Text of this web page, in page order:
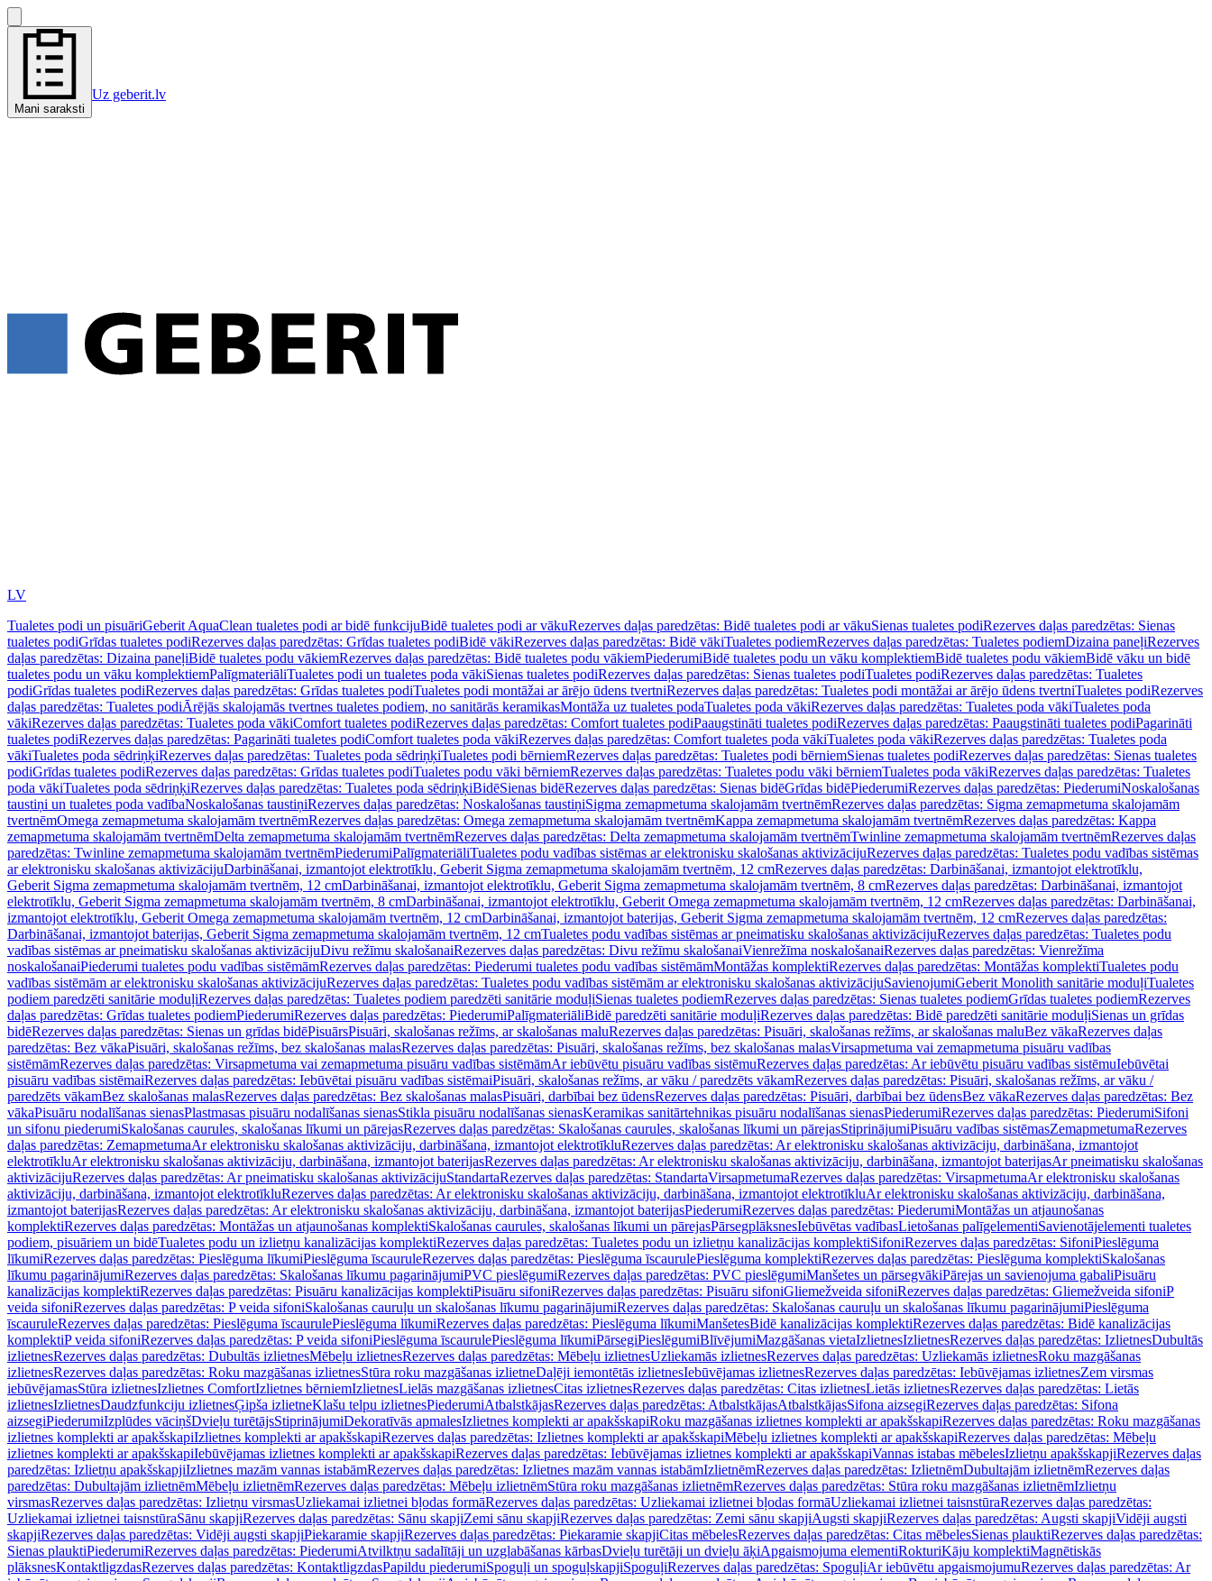
Mani saraksti
Uz geberit.lv
LV
Tualetes podi un pisuāriGeberit AquaClean tualetes podi ar bidē funkcijuBidē tualetes podi ar vākuRezerves daļas paredzētas: Bidē tualetes podi ar vākuSienas tualetes podiRezerves daļas paredzētas: Sienas
tualetes podiGrīdas tualetes podiRezerves daļas paredzētas: Grīdas tualetes podiBidē vākiRezerves daļas paredzētas: Bidē vākiTualetes podiemRezerves daļas paredzētas: Tualetes podiemDizaina paneļiRezerves
daļas paredzētas: Dizaina paneļiBidē tualetes podu vākiemRezerves daļas paredzētas: Bidē tualetes podu vākiemPiederumiBidē tualetes podu un vāku komplektiemBidē tualetes podu vākiemBidē vāku un bidē
tualetes podu un vāku komplektiemPalīgmateriāliTualetes podi un tualetes poda vākiSienas tualetes podiRezerves daļas paredzētas: Sienas tualetes podiTualetes podiRezerves daļas paredzētas: Tualetes
podiGrīdas tualetes podiRezerves daļas paredzētas: Grīdas tualetes podiTualetes podi montāžai ar ārējo ūdens tvertniRezerves daļas paredzētas: Tualetes podi montāžai ar ārējo ūdens tvertniTualetes podiRezerves
daļas paredzētas: Tualetes podiĀrējās skalojamās tvertnes tualetes podiem, no sanitārās keramikasMontāža uz tualetes podaTualetes poda vākiRezerves daļas paredzētas: Tualetes poda vākiTualetes poda
vākiRezerves daļas paredzētas: Tualetes poda vākiComfort tualetes podiRezerves daļas paredzētas: Comfort tualetes podiPaaugstināti tualetes podiRezerves daļas paredzētas: Paaugstināti tualetes podiPagarināti
tualetes podiRezerves daļas paredzētas: Pagarināti tualetes podiComfort tualetes poda vākiRezerves daļas paredzētas: Comfort tualetes poda vākiTualetes poda vākiRezerves daļas paredzētas: Tualetes poda
vākiTualetes poda sēdriņķiRezerves daļas paredzētas: Tualetes poda sēdriņķiTualetes podi bērniemRezerves daļas paredzētas: Tualetes podi bērniemSienas tualetes podiRezerves daļas paredzētas: Sienas tualetes
podiGrīdas tualetes podiRezerves daļas paredzētas: Grīdas tualetes podiTualetes podu vāki bērniemRezerves daļas paredzētas: Tualetes podu vāki bērniemTualetes poda vākiRezerves daļas paredzētas: Tualetes
poda vākiTualetes poda sēdriņķiRezerves daļas paredzētas: Tualetes poda sēdriņķiBidēSienas bidēRezerves daļas paredzētas: Sienas bidēGrīdas bidēPiederumiRezerves daļas paredzētas: PiederumiNoskalošanas
taustiņi un tualetes poda vadībaNoskalošanas taustiņiRezerves daļas paredzētas: Noskalošanas taustiņiSigma zemapmetuma skalojamām tvertnēmRezerves daļas paredzētas: Sigma zemapmetuma skalojamām
tvertnēmOmega zemapmetuma skalojamām tvertnēmRezerves daļas paredzētas: Omega zemapmetuma skalojamām tvertnēmKappa zemapmetuma skalojamām tvertnēmRezerves daļas paredzētas: Kappa
zemapmetuma skalojamām tvertnēmDelta zemapmetuma skalojamām tvertnēmRezerves daļas paredzētas: Delta zemapmetuma skalojamām tvertnēmTwinline zemapmetuma skalojamām tvertnēmRezerves daļas
paredzētas: Twinline zemapmetuma skalojamām tvertnēmPiederumiPalīgmateriāliTualetes podu vadības sistēmas ar elektronisku skalošanas aktivizācijuRezerves daļas paredzētas: Tualetes podu vadības sistēmas
ar elektronisku skalošanas aktivizācijuDarbināšanai, izmantojot elektrotīklu, Geberit Sigma zemapmetuma skalojamām tvertnēm, 12 cmRezerves daļas paredzētas: Darbināšanai, izmantojot elektrotīklu,
Geberit Sigma zemapmetuma skalojamām tvertnēm, 12 cmDarbināšanai, izmantojot elektrotīklu, Geberit Sigma zemapmetuma skalojamām tvertnēm, 8 cmRezerves daļas paredzētas: Darbināšanai, izmantojot
elektrotīklu, Geberit Sigma zemapmetuma skalojamām tvertnēm, 8 cmDarbināšanai, izmantojot elektrotīklu, Geberit Omega zemapmetuma skalojamām tvertnēm, 12 cmRezerves daļas paredzētas: Darbināšanai,
izmantojot elektrotīklu, Geberit Omega zemapmetuma skalojamām tvertnēm, 12 cmDarbināšanai, izmantojot baterijas, Geberit Sigma zemapmetuma skalojamām tvertnēm, 12 cmRezerves daļas paredzētas:
Darbināšanai, izmantojot baterijas, Geberit Sigma zemapmetuma skalojamām tvertnēm, 12 cmTualetes podu vadības sistēmas ar pneimatisku skalošanas aktivizācijuRezerves daļas paredzētas: Tualetes podu
vadības sistēmas ar pneimatisku skalošanas aktivizācijuDivu režīmu skalošanaiRezerves daļas paredzētas: Divu režīmu skalošanaiVienrežīma noskalošanaiRezerves daļas paredzētas: Vienrežīma
noskalošanaiPiederumi tualetes podu vadības sistēmāmRezerves daļas paredzētas: Piederumi tualetes podu vadības sistēmāmMontāžas komplektiRezerves daļas paredzētas: Montāžas komplektiTualetes podu
vadības sistēmām ar elektronisku skalošanas aktivizācijuRezerves daļas paredzētas: Tualetes podu vadības sistēmām ar elektronisku skalošanas aktivizācijuSavienojumiGeberit Monolith sanitārie moduļiTualetes
podiem paredzēti sanitārie moduļiRezerves daļas paredzētas: Tualetes podiem paredzēti sanitārie moduļiSienas tualetes podiemRezerves daļas paredzētas: Sienas tualetes podiemGrīdas tualetes podiemRezerves
daļas paredzētas: Grīdas tualetes podiemPiederumiRezerves daļas paredzētas: PiederumiPalīgmateriāliBidē paredzēti sanitārie moduļiRezerves daļas paredzētas: Bidē paredzēti sanitārie moduļiSienas un grīdas
bidēRezerves daļas paredzētas: Sienas un grīdas bidēPisuārsPisuāri, skalošanas režīms, ar skalošanas maluRezerves daļas paredzētas: Pisuāri, skalošanas režīms, ar skalošanas maluBez vākaRezerves daļas
paredzētas: Bez vākaPisuāri, skalošanas režīms, bez skalošanas malasRezerves daļas paredzētas: Pisuāri, skalošanas režīms, bez skalošanas malasVirsapmetuma vai zemapmetuma pisuāru vadības
sistēmāmRezerves daļas paredzētas: Virsapmetuma vai zemapmetuma pisuāru vadības sistēmāmAr iebūvētu pisuāru vadības sistēmuRezerves daļas paredzētas: Ar iebūvētu pisuāru vadības sistēmuIebūvētai
pisuāru vadības sistēmaiRezerves daļas paredzētas: Iebūvētai pisuāru vadības sistēmaiPisuāri, skalošanas režīms, ar vāku / paredzēts vākamRezerves daļas paredzētas: Pisuāri, skalošanas režīms, ar vāku /
paredzēts vākamBez skalošanas malasRezerves daļas paredzētas: Bez skalošanas malasPisuāri, darbībai bez ūdensRezerves daļas paredzētas: Pisuāri, darbībai bez ūdensBez vākaRezerves daļas paredzētas: Bez
vākaPisuāru nodalīšanas sienasPlastmasas pisuāru nodalīšanas sienasStikla pisuāru nodalīšanas sienasKeramikas sanitārtehnikas pisuāru nodalīšanas sienasPiederumiRezerves daļas paredzētas: PiederumiSifoni
un sifonu piederumiSkalošanas caurules, skalošanas līkumi un pārejasRezerves daļas paredzētas: Skalošanas caurules, skalošanas līkumi un pārejasStiprinājumiPisuāru vadības sistēmasZemapmetumaRezerves
daļas paredzētas: ZemapmetumaAr elektronisku skalošanas aktivizāciju, darbināšana, izmantojot elektrotīkluRezerves daļas paredzētas: Ar elektronisku skalošanas aktivizāciju, darbināšana, izmantojot
elektrotīkluAr elektronisku skalošanas aktivizāciju, darbināšana, izmantojot baterijasRezerves daļas paredzētas: Ar elektronisku skalošanas aktivizāciju, darbināšana, izmantojot baterijasAr pneimatisku skalošanas
aktivizācijuRezerves daļas paredzētas: Ar pneimatisku skalošanas aktivizācijuStandartaRezerves daļas paredzētas: StandartaVirsapmetumaRezerves daļas paredzētas: VirsapmetumaAr elektronisku skalošanas
aktivizāciju, darbināšana, izmantojot elektrotīkluRezerves daļas paredzētas: Ar elektronisku skalošanas aktivizāciju, darbināšana, izmantojot elektrotīkluAr elektronisku skalošanas aktivizāciju, darbināšana,
izmantojot baterijasRezerves daļas paredzētas: Ar elektronisku skalošanas aktivizāciju, darbināšana, izmantojot baterijasPiederumiRezerves daļas paredzētas: PiederumiMontāžas un atjaunošanas
komplektiRezerves daļas paredzētas: Montāžas un atjaunošanas komplektiSkalošanas caurules, skalošanas līkumi un pārejasPārsegplāksnesIebūvētas vadībasLietošanas palīgelementiSavienotājelementi tualetes
podiem, pisuāriem un bidēTualetes podu un izlietņu kanalizācijas komplektiRezerves daļas paredzētas: Tualetes podu un izlietņu kanalizācijas komplektiSifoniRezerves daļas paredzētas: SifoniPieslēguma
līkumiRezerves daļas paredzētas: Pieslēguma līkumiPieslēguma īscauruleRezerves daļas paredzētas: Pieslēguma īscaurulePieslēguma komplektiRezerves daļas paredzētas: Pieslēguma komplektiSkalošanas
līkumu pagarinājumiRezerves daļas paredzētas: Skalošanas līkumu pagarinājumiPVC pieslēgumiRezerves daļas paredzētas: PVC pieslēgumiManšetes un pārsegvākiPārejas un savienojuma gabaliPisuāru
kanalizācijas komplektiRezerves daļas paredzētas: Pisuāru kanalizācijas komplektiPisuāru sifoniRezerves daļas paredzētas: Pisuāru sifoniGliemežveida sifoniRezerves daļas paredzētas: Gliemežveida sifoniP
veida sifoniRezerves daļas paredzētas: P veida sifoniSkalošanas cauruļu un skalošanas līkumu pagarinājumiRezerves daļas paredzētas: Skalošanas cauruļu un skalošanas līkumu pagarinājumiPieslēguma
īscauruleRezerves daļas paredzētas: Pieslēguma īscaurulePieslēguma līkumiRezerves daļas paredzētas: Pieslēguma līkumiManšetesBidē kanalizācijas komplektiRezerves daļas paredzētas: Bidē kanalizācijas
komplektiP veida sifoniRezerves daļas paredzētas: P veida sifoniPieslēguma īscaurulePieslēguma līkumiPārsegiPieslēgumiBlīvējumiMazgāšanas vietaIzlietnesIzlietnesRezerves daļas paredzētas: IzlietnesDubultās
izlietnesRezerves daļas paredzētas: Dubultās izlietnesMēbeļu izlietnesRezerves daļas paredzētas: Mēbeļu izlietnesUzliekamās izlietnesRezerves daļas paredzētas: Uzliekamās izlietnesRoku mazgāšanas
izlietnesRezerves daļas paredzētas: Roku mazgāšanas izlietnesStūra roku mazgāšanas izlietneDaļēji iemontētās izlietnesIebūvējamas izlietnesRezerves daļas paredzētas: Iebūvējamas izlietnesZem virsmas
iebūvējamasStūra izlietnesIzlietnes ComfortIzlietnes bērniemIzlietnesLielās mazgāšanas izlietnesCitas izlietnesRezerves daļas paredzētas: Citas izlietnesLietās izlietnesRezerves daļas paredzētas: Lietās
izlietnesIzlietnesDaudzfunkciju izlietnesĢipša izlietneKlašu telpu izlietnesPiederumiAtbalstkājasRezerves daļas paredzētas: AtbalstkājasAtbalstkājasSifona aizsegiRezerves daļas paredzētas: Sifona
aizsegiPiederumiIzplūdes vāciņšDvieļu turētājsStiprinājumiDekoratīvās apmalesIzlietnes komplekti ar apakšskapiRoku mazgāšanas izlietnes komplekti ar apakšskapiRezerves daļas paredzētas: Roku mazgāšanas
izlietnes komplekti ar apakšskapiIzlietnes komplekti ar apakšskapiRezerves daļas paredzētas: Izlietnes komplekti ar apakšskapiMēbeļu izlietnes komplekti ar apakšskapiRezerves daļas paredzētas: Mēbeļu
izlietnes komplekti ar apakšskapiIebūvējamas izlietnes komplekti ar apakšskapiRezerves daļas paredzētas: Iebūvējamas izlietnes komplekti ar apakšskapiVannas istabas mēbelesIzlietņu apakšskapjiRezerves daļas
paredzētas: Izlietņu apakšskapjiIzlietnes mazām vannas istabāmRezerves daļas paredzētas: Izlietnes mazām vannas istabāmIzlietnēmRezerves daļas paredzētas: IzlietnēmDubultajām izlietnēmRezerves daļas
paredzētas: Dubultajām izlietnēmMēbeļu izlietnēmRezerves daļas paredzētas: Mēbeļu izlietnēmStūra roku mazgāšanas izlietnēmRezerves daļas paredzētas: Stūra roku mazgāšanas izlietnēmIzlietņu
virsmasRezerves daļas paredzētas: Izlietņu virsmasUzliekamai izlietnei bļodas formāRezerves daļas paredzētas: Uzliekamai izlietnei bļodas formāUzliekamai izlietnei taisnstūraRezerves daļas paredzētas:
Uzliekamai izlietnei taisnstūraSānu skapjiRezerves daļas paredzētas: Sānu skapjiZemi sānu skapjiRezerves daļas paredzētas: Zemi sānu skapjiAugsti skapjiRezerves daļas paredzētas: Augsti skapjiVidēji augsti
skapjiRezerves daļas paredzētas: Vidēji augsti skapjiPiekaramie skapjiRezerves daļas paredzētas: Piekaramie skapjiCitas mēbelesRezerves daļas paredzētas: Citas mēbelesSienas plauktiRezerves daļas paredzētas:
Sienas plauktiPiederumiRezerves daļas paredzētas: PiederumiAtvilktņu sadalītāji un uzglabāšanas kārbasDvieļu turētāji un dvieļu āķiApgaismojuma elementiRokturiKāju komplektiMagnētiskās
plāksnesKontaktligzdasRezerves daļas paredzētas: KontaktligzdasPapildu piederumiSpoguļi un spoguļskapjiSpoguļiRezerves daļas paredzētas: SpoguļiAr iebūvētu apgaismojumuRezerves daļas paredzētas: Ar